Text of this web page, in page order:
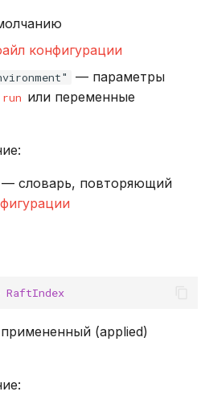
конфигурации
— параметры
или переменные
— словарь, повторяющий
RaftIndex
(applied)